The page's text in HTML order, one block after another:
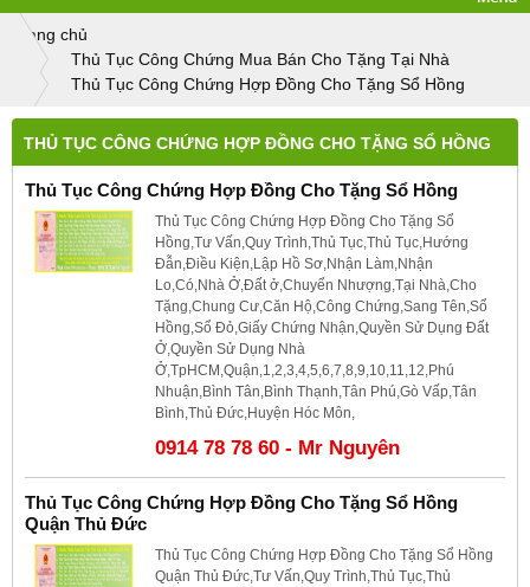
Trang chủ
Thủ Tục Công Chứng Mua Bán Cho Tặng Tại Nhà
Thủ Tục Công Chứng Hợp Đồng Cho Tặng Sổ Hồng
THỦ TỤC CÔNG CHỨNG HỢP ĐỒNG CHO TẶNG SỔ HỒNG
Thủ Tục Công Chứng Hợp Đồng Cho Tặng Sổ Hồng
Thủ Tục Công Chứng Hợp Đồng Cho Tặng Sổ
Hồng,Tư Vấn,Quy Trình,Thủ Tục,Thủ Tục,Hướng
Đẫn,Điều Kiện,Lập Hồ Sơ,Nhận Làm,Nhận
Lo,Có,Nhà Ở,Đất ở,Chuyển Nhượng,Tại Nhà,Cho
Tặng,Chung Cư,Căn Hộ,Công Chứng,Sang Tên,Sổ
Hồng,Sổ Đỏ,Giấy Chứng Nhận,Quyền Sử Dụng Đất
Ở,Quyền Sử Dụng Nhà
Ở,TpHCM,Quận,1,2,3,4,5,6,7,8,9,10,11,12,Phú
Nhuận,Bình Tân,Bình Thạnh,Tân Phú,Gò Vấp,Tân
Bình,Thủ Đức,Huyện Hóc Môn,
0914 78 78 60 - Mr Nguyên
Thủ Tục Công Chứng Hợp Đồng Cho Tặng Sổ Hồng
Quận Thủ Đức
Thủ Tục Công Chứng Hợp Đồng Cho Tặng Sổ Hồng
Quận Thủ Đức,Tư Vấn,Quy Trình,Thủ Tục,Thủ